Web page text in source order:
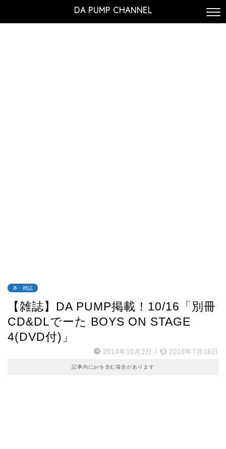
DA PUMP CHANNEL
本・雑誌
【雑誌】DA PUMP掲載！10/16「別冊
CD&DLでーた BOYS ON STAGE
4(DVD付)」
2014年10月2日 / 2016年7月18日
記事内にprを含む場合があります